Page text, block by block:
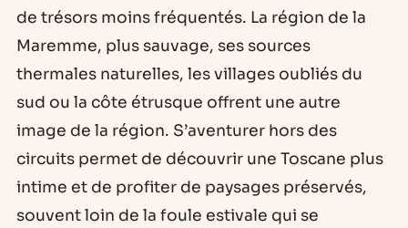
de trésors moins fréquentés. La région de la
Maremme, plus sauvage, ses sources
thermales naturelles, les villages oubliés du
sud ou la côte étrusque offrent une autre
image de la région. S’aventurer hors des
circuits permet de découvrir une Toscane plus
intime et de profiter de paysages préservés,
souvent loin de la foule estivale qui se